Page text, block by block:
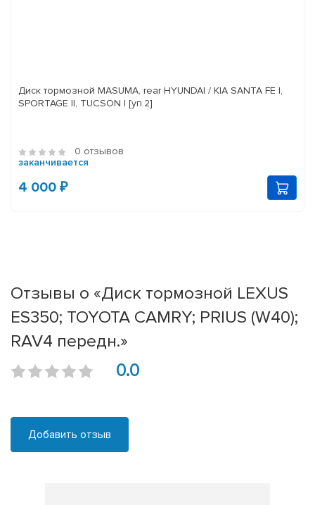
Диск тормозной MASUMA, rear HYUNDAI / KIA SANTA FE I,
SPORTAGE II, TUCSON I [уп.2]
0 отзывов
заканчивается
4 000 ₽
Отзывы о «Диск тормозной LEXUS
ES350; TOYOTA CAMRY; PRIUS (W40);
RAV4 передн.»
0.0
Добавить отзыв